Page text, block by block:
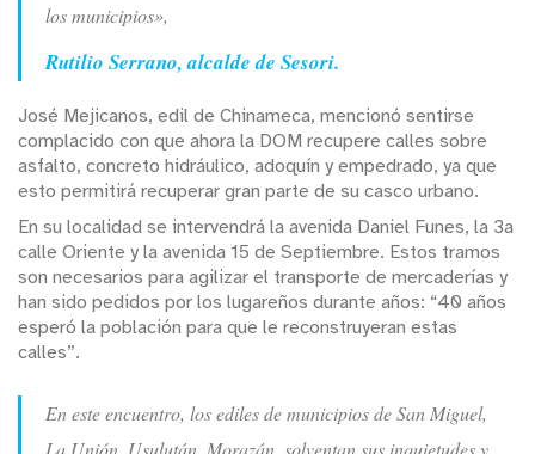
los municipios»,
Rutilio Serrano, alcalde de Sesori.
José Mejicanos, edil de Chinameca, mencionó sentirse
complacido con que ahora la DOM recupere calles sobre
asfalto, concreto hidráulico, adoquín y empedrado, ya que
esto permitirá recuperar gran parte de su casco urbano.
En su localidad se intervendrá la avenida Daniel Funes, la 3a
calle Oriente y la avenida 15 de Septiembre. Estos tramos
son necesarios para agilizar el transporte de mercaderías y
han sido pedidos por los lugareños durante años: “40 años
esperó la población para que le reconstruyeran estas
calles”.
En este encuentro, los ediles de municipios de San Miguel,
La Unión, Usulután, Morazán, solventan sus inquietudes y